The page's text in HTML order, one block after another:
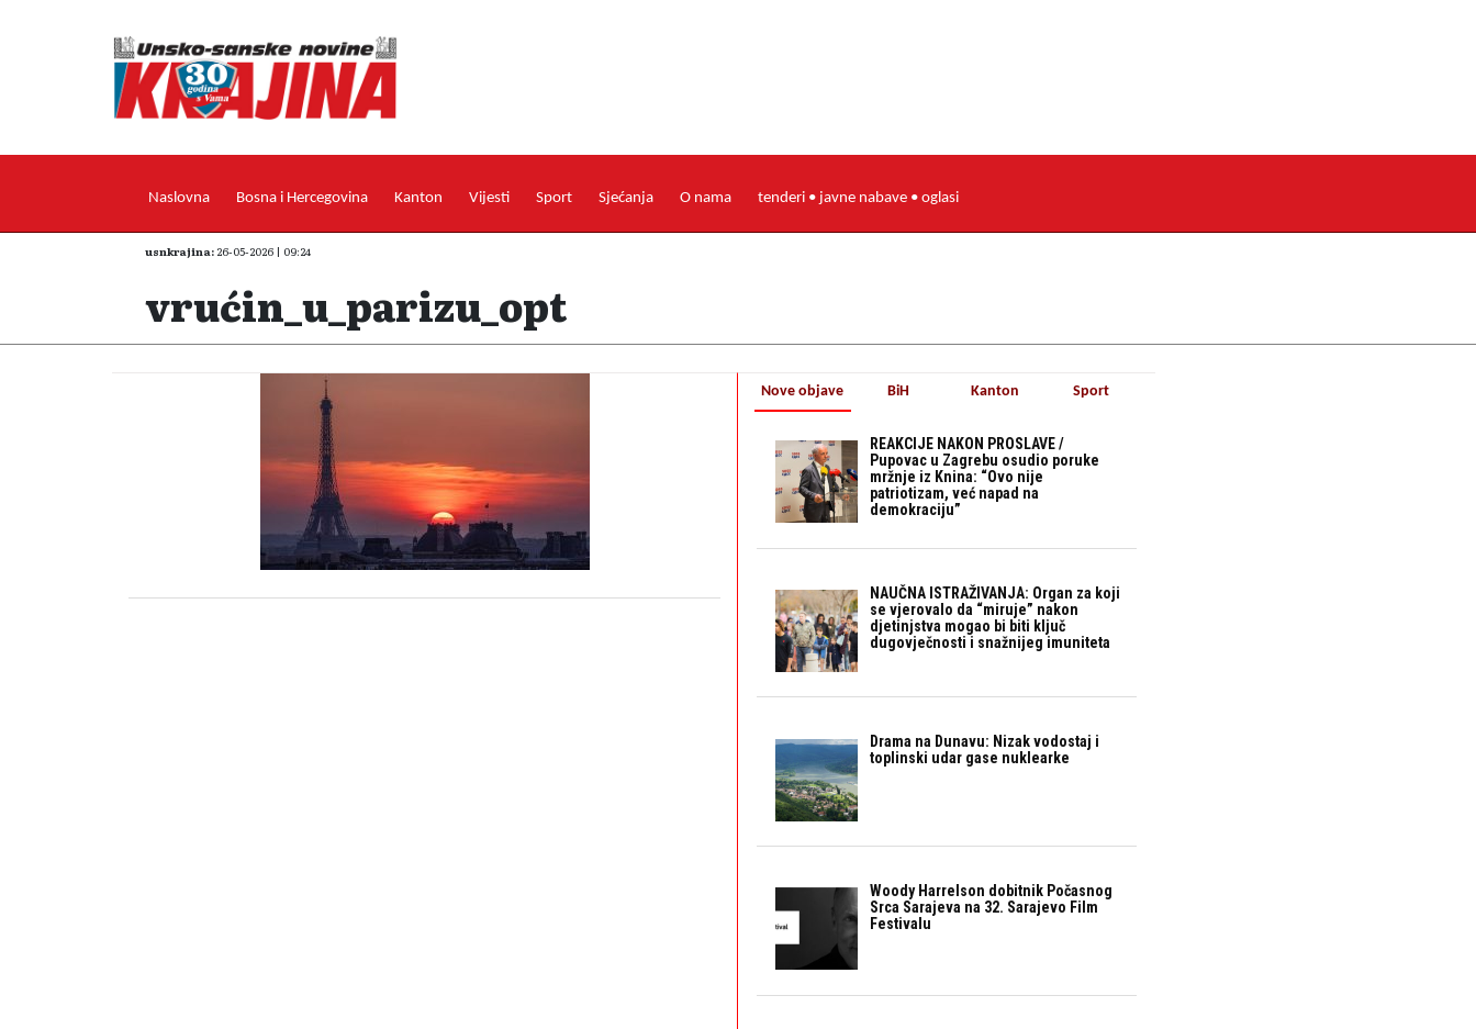
Naslovna Bosna i Hercegovina Kanton Vijesti Sport Sjećanja O nama tenderi • javne nabave • oglasi
usnkrajina: 26-05-2026 | 09:24
vrućin_u_parizu_opt
Nove objave
REAKCIJE NAKON PROSLAVE /
Pupovac u Zagrebu osudio poruke
mržnje iz Knina: “Ovo nije
patriotizam, već napad na
demokraciju”
NAUČNA ISTRAŽIVANJA: Organ za koji
se vjerovalo da “miruje” nakon
djetinjstva mogao bi biti ključ
dugovječnosti i snažnijeg imuniteta
Drama na Dunavu: Nizak vodostaj i
toplinski udar gase nuklearke
Woody Harrelson dobitnik Počasnog
Srca Sarajeva na 32. Sarajevo Film
Festivalu
BiH Kanton Sport